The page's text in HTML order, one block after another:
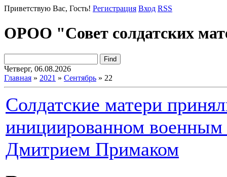
Приветствую Вас, Гость! Регистрация Вход RSS
ОРОО "Совет солдатских
Четверг, 06.08.2026
Главная » 2021 » Сентябрь » 22
Солдатские матери
инициированном военным
Дмитрием Примаком